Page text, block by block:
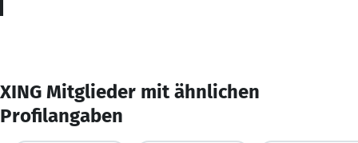
XING Mitglieder mit ähnlichen
Profilangaben